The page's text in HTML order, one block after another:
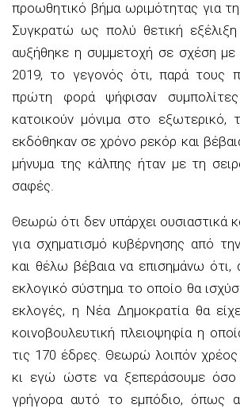
προωθητικό βήμα ωριμότητας για τη
Συγκρατώ ως πολύ θετική
αυξήθηκε η συμμετοχή σε σχέση με
2019, το γεγονός ότι, παρά τους
πρώτη φορά ψήφισαν
κατοικούν μόνιμα στο εξωτερικό,
εκδόθηκαν σε χρόνο ρεκόρ και
μήνυμα της κάλπης ήταν με τη
σαφές.
Θεωρώ ότι δεν υπάρχει ουσιαστικά
για σχηματισμό κυβέρνησης από
και θέλω βέβαια να επισημάνω ότι,
εκλογικό σύστημα το οποίο θα
εκλογές, η Νέα Δημοκρατία θα
κοινοβουλευτική πλειοψηφία η
τις 170 έδρες. Θεωρώ λοιπόν
κι εγώ ώστε να ξεπεράσουμε όσο
γρήγορα αυτό το εμπόδιο, όπως